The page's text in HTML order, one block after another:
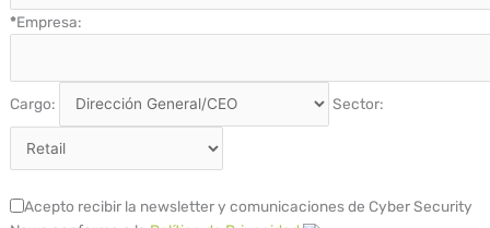
*Empresa:
Cargo: Sector:
Acepto recibir la newsletter y comunicaciones de Cyber Security